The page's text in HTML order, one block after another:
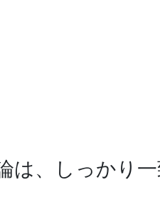
は、しっかり